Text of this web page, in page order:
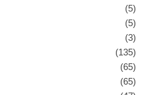
(5)
(5)
(3)
(135)
(65)
(65)